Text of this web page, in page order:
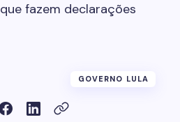
que fazem declarações
GOVERNO LULA